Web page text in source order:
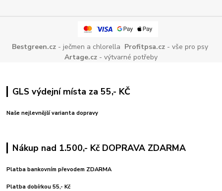
Bestgreen.cz - ječmen a chlorella Profitpsa.cz - vše pro psy
Artage.cz - výtvarné potřeby
GLS výdejní místa za 55,- KČ
Naše nejlevnější varianta dopravy
Nákup nad 1.500,- Kč DOPRAVA ZDARMA
Platba bankovním převodem ZDARMA
Platba dobírkou 55,- Kč